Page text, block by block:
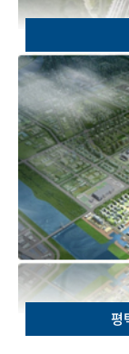
평